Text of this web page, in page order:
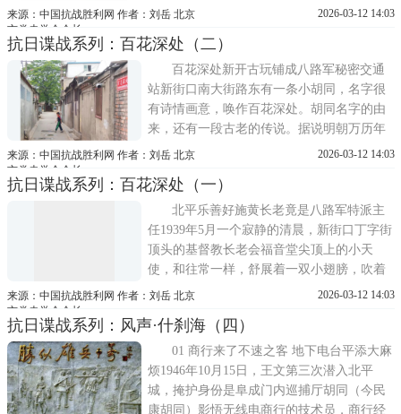
又有重要的任务了。叶绍青抢先问：长老，
到北海公园与一位奥地利人接头，然后由你
送他到妙峰山。黄浩地工组这次要护送的奥
地利人就是傅莱
来源：中国抗战胜利网 作者：刘岳 北京
市党史学会会长
2026-03-12 14:03
抗日谍战系列：百花深处（二）
百花深处新开古玩铺成八路军秘密交通
站新街口南大街路东有一条小胡同，名字很
有诗情画意，唤作百花深处。胡同名字的由
来，还有一段古老的传说。据说明朝万历年
间，有一对年轻的张氏夫妇，在北京新街口
成了一处幽静的花园。于是乎，文人墨客纷
纷前来赏花、赋诗。百花深处这个名字，随
着文人墨客的诗词歌
来源：中国抗战胜利网 作者：刘岳 北京
市党史学会会长
2026-03-12 14:03
抗日谍战系列：百花深处（一）
北平乐善好施黄长老竟是八路军特派主
任1939年5月一个寂静的清晨，新街口丁字街
顶头的基督教长老会福音堂尖顶上的小天
使，和往常一样，舒展着一双小翅膀，吹着
小喇叭，沐浴在春日的晨光中。咚！咚！
格外清晰。敲门声惊动了教堂的看门人，他
从教堂大门的小窗户探出头，睁着惺忪的睡
眼，打量着这个敲
来源：中国抗战胜利网 作者：刘岳 北京
市党史学会会长
2026-03-12 14:03
抗日谍战系列：风声·什刹海（四）
01 商行来了不速之客 地下电台平添大麻
烦1946年10月15日，王文第三次潜入北平
城，掩护身份是阜成门内巡捕厅胡同（今民
康胡同）影悟无线电商行的技术员，商行经